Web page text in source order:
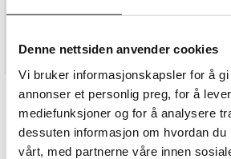
Denne nettsiden anvender cookies
Vi bruker informasjonskapsler for å gi
annonser et personlig preg, for å
mediefunksjoner og for å analysere
dessuten informasjon om hvordan du
vårt, med partnerne våre innen
På lager
Tallballong Folie - Nummer 2 - Sort fra